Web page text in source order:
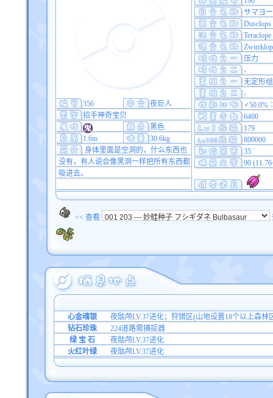
サマヨ
Dusclops
Teraclope
Zwirrklop
压力
-
无定形组
-
6400
179
800000
35
90
356
夜巨人
招手神奇宝贝
黑色
1.6m
30.6kg
身体里面是空洞的，什么东西也
没有，有人说会像黑洞一样把所有东西都
吸进去。
<< 查看
心金魂银
夜骷颅LV.37进化；狩猎区(山地设置18个以上森林
钻石珍珠
224道路需捕捉器
绿 宝 石
夜骷颅LV.37进化
火红叶绿
夜骷颅LV.37进化